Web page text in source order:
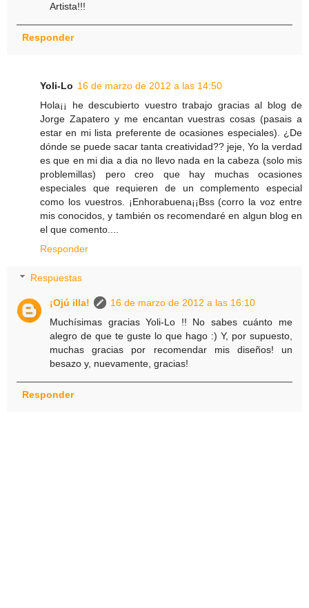
Artista!!!
Responder
Yoli-Lo 16 de marzo de 2012 a las 14:50
Hola¡¡ he descubierto vuestro trabajo gracias al blog de
Jorge Zapatero y me encantan vuestras cosas (pasais a
estar en mi lista preferente de ocasiones especiales). ¿De
dónde se puede sacar tanta creatividad?? jeje, Yo la verdad
es que en mi dia a dia no llevo nada en la cabeza (solo mis
problemillas) pero creo que hay muchas ocasiones
especiales que requieren de un complemento especial
como los vuestros. ¡Enhorabuena¡¡Bss (corro la voz entre
mis conocidos, y también os recomendaré en algun blog en
el que comento....
Responder
Respuestas
¡Ojú illa!
16 de marzo de 2012 a las 16:10
Muchísimas gracias Yoli-Lo !! No sabes cuánto me
alegro de que te guste lo que hago :) Y, por supuesto,
muchas gracias por recomendar mis diseños! un
besazo y, nuevamente, gracias!
Responder